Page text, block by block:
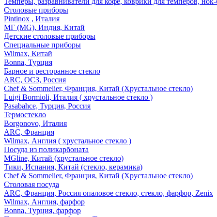
Столовые приборы
Pintinox , Италия
МГ (MG), Индия, Китай
Детские столовые приборы
Специальные приборы
Wilmax, Китай
Bonna, Турция
Барное и ресторанное стекло
ARC, ОСЗ, Россия
Chef & Sommelier, Франция, Китай (Хрустальное стекло)
Luigi Bormioli, Италия ( хрустальное стекло )
Pasabahce, Турция, Россия
Термостекло
Borgonovo, Италия
ARC, Франция
Wilmax, Англия ( хрустальное стекло )
Посуда из поликарбоната
MGline, Китай (хрустальное стекло)
Тики, Испания, Китай (стекло, керамика)
Chef & Sommelier, Франция, Китай (Хрустальное стекло)
Столовая посуда
ARC, Франция, Россия опаловое стекло, стекло, фарфор, Zenix
Wilmax, Англия, фарфор
Bonna, Турция, фарфор